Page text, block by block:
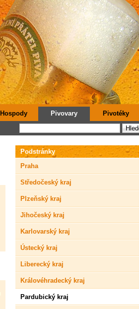
Hospody Pivovary Pivotéky
Podstránky
Praha
Středočeský kraj
Plzeňský kraj
Jihočeský kraj
Karlovarský kraj
Ústecký kraj
Liberecký kraj
Královéhradecký kraj
Pardubický kraj